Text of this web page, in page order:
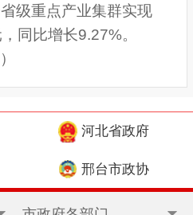
级重点产业集群实现
同比增长9.27%。
河北省政府
邢台市政协